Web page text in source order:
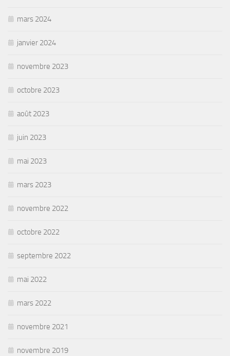
mars 2024
janvier 2024
novembre 2023
octobre 2023
août 2023
juin 2023
mai 2023
mars 2023
novembre 2022
octobre 2022
septembre 2022
mai 2022
mars 2022
novembre 2021
novembre 2019